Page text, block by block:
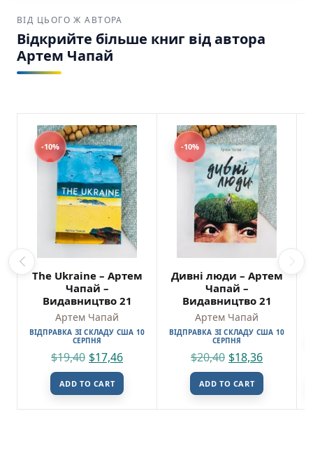
ВІД ЦЬОГО Ж АВТОРА
Відкрийте більше книг від автора
Артем Чапай
-10%
The Ukraine – Артем
Чапай –
Видавництво 21
Артем Чапай
ВІДПРАВКА ЗІ СКЛАДУ США 10
СЕРПНЯ
$19,40 $17,46
ADD TO CART
-10%
Дивні люди – Артем
Чапай –
Видавництво 21
Артем Чапай
ВІДПРАВКА ЗІ СКЛАДУ США 10
СЕРПНЯ
$20,40 $18,36
ADD TO CART